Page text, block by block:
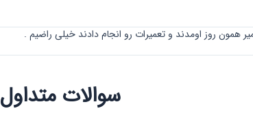
همون روز اومدند و تعمیرات رو انجام دادند خیلی راضیم .
سوالات